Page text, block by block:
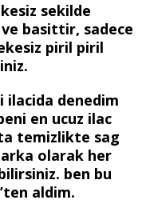
sekilde
basittir, sadece
piril piril
ilacida denedim
en ucuz ilac
temizlikte sag
olarak her
ben bu
aldim.